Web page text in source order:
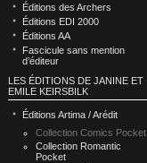
Éditions des Archers
Éditions EDI 2000
Éditions AA
Fascicule sans mention
d’éditeur
LES ÉDITIONS DE JANINE ET
EMILE KEIRSBILK
Éditions Artima / Arédit
Collection Comics Pocket
Collection Romantic
Pocket